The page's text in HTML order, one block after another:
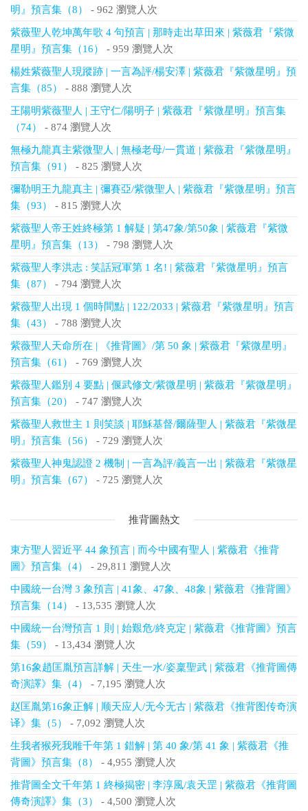
明』預言集（8） - 962 瀏覽人次
紫薇聖人乾坤萬年歌 4 句預言 | 那時走出草田來 | 紫薇君『紫微
星明』預言集（16）
- 959 瀏覽人次
楊姓紫薇聖人現蹤跡 | 一言為評/楊安澤 | 紫薇君『紫微星明』預
言集（85）
- 888 瀏覽人次
王陽明紫薇聖人 | 王守仁/陽明子 | 紫薇君『紫微星明』預言集
（74）
- 874 瀏覽人次
無極九龍真主紫微聖人 | 無極老母/一貫道 | 紫薇君『紫微星明』
預言集（91）
- 825 瀏覽人次
彌勒明王九龍真主 | 彌賽亞/紫微聖人 | 紫薇君『紫微星明』預言
集（93）
- 815 瀏覽人次
紫薇聖人帝王姓終極第 1 解疑 | 第47象/第50象 | 紫薇君『紫微
星明』預言集（13）
- 798 瀏覽人次
紫薇聖人李洪志 : 笑話冠軍第 1 名! | 紫薇君『紫微星明』預言
集（87）
- 794 瀏覽人次
紫薇聖人出現 1 個時間點 | 122/2033 | 紫薇君『紫微星明』預言
集（43）
- 788 瀏覽人次
紫薇聖人天命所在 | 《推背圖》/第 50 象 | 紫薇君『紫微星明』
預言集（61）
- 769 瀏覽人次
紫薇聖人鑑別 4 要點 | 偃武修文/紫微星明 | 紫薇君『紫微星明』
預言集（20）
- 747 瀏覽人次
紫薇聖人救世主 1 則笑談 | 耶穌基督/爾薩聖人 | 紫薇君『紫微星
明』預言集（56）
- 729 瀏覽人次
紫薇聖人神鬼認證 2 機制 | 一言為評/義言一出 | 紫薇君『紫微星
明』預言集（67）
- 725 瀏覽人次
推背圖熱文
東方聖人習近平 44 象預言 | 而今中國有聖人 | 紫薇君《推背
圖》預言集（4）
- 29,811 瀏覽人次
中國統一台灣 3 象預言 | 41象、47象、48象 | 紫薇君《推背圖》
預言集（14）
- 13,535 瀏覽人次
中國統一台灣預言 1 則 | 始艱危/終克定 | 紫薇君《推背圖》預言
集（59）
- 13,434 瀏覽人次
第16象趙匡胤預言詳解 | 天生一水/姿稟聖武 | 紫薇君《推背圖傳
奇演譯》集（4）
- 7,195 瀏覽人次
赵匡胤第16象正解 | 顺天应人/无今无古 | 紫薇君《推背图传奇演
译》集（5）
- 7,092 瀏覽人次
生我者猴死我雕千年第 1 錯解 | 第 40 象/第 41 象 | 紫薇君《推
背圖》預言集（8）
- 4,955 瀏覽人次
推背圖全文千年第 1 終極揭密 | 李淳風/袁天罡 | 紫薇君《推背圖
傳奇演譯》集（3）
- 4,500 瀏覽人次